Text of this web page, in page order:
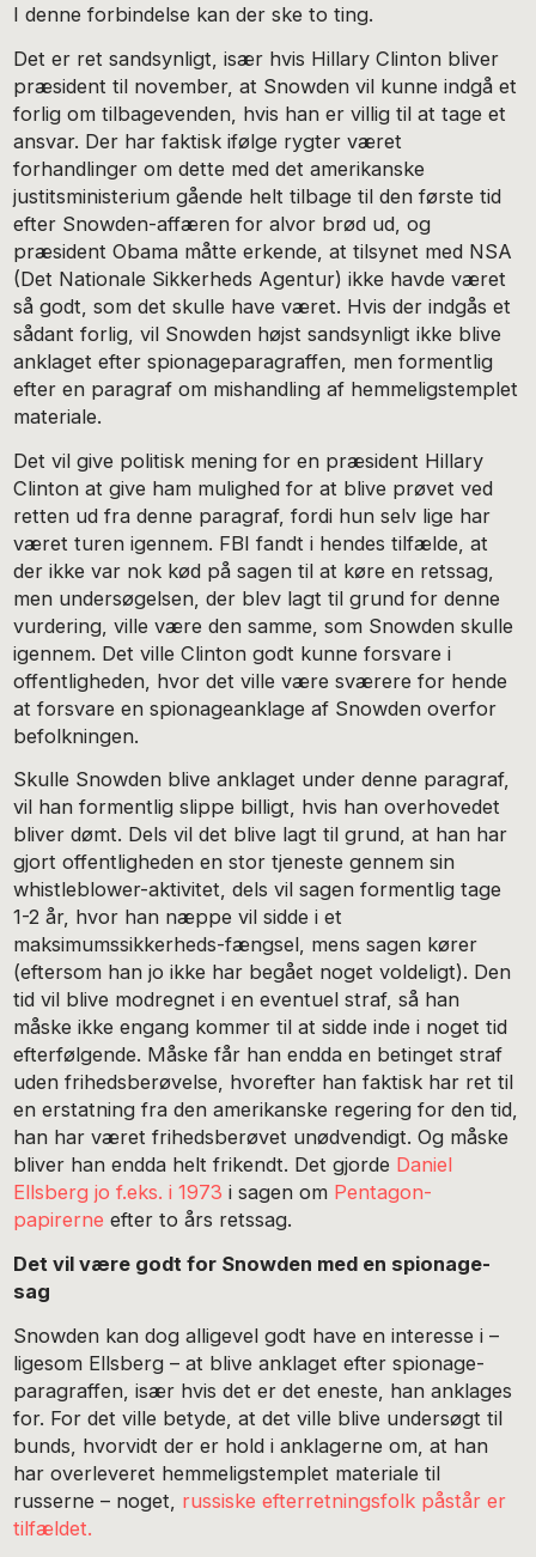
I denne forbindelse kan der ske to ting.
Det er ret sandsynligt, især hvis Hillary Clinton bliver
præsident til november, at Snowden vil kunne indgå et
forlig om tilbagevenden, hvis han er villig til at tage et
ansvar. Der har faktisk ifølge rygter været
forhandlinger om dette med det amerikanske
justitsministerium gående helt tilbage til den første tid
efter Snowden-affæren for alvor brød ud, og
præsident Obama måtte erkende, at tilsynet med NSA
(Det Nationale Sikkerheds Agentur) ikke havde været
så godt, som det skulle have været. Hvis der indgås et
sådant forlig, vil Snowden højst sandsynligt ikke blive
anklaget efter spionageparagraffen, men formentlig
efter en paragraf om mishandling af hemmeligstemplet
materiale.
Det vil give politisk mening for en præsident Hillary
Clinton at give ham mulighed for at blive prøvet ved
retten ud fra denne paragraf, fordi hun selv lige har
været turen igennem. FBI fandt i hendes tilfælde, at
der ikke var nok kød på sagen til at køre en retssag,
men undersøgelsen, der blev lagt til grund for denne
vurdering, ville være den samme, som Snowden skulle
igennem. Det ville Clinton godt kunne forsvare i
offentligheden, hvor det ville være sværere for hende
at forsvare en spionageanklage af Snowden overfor
befolkningen.
Skulle Snowden blive anklaget under denne paragraf,
vil han formentlig slippe billigt, hvis han overhovedet
bliver dømt. Dels vil det blive lagt til grund, at han har
gjort offentligheden en stor tjeneste gennem sin
whistleblower-aktivitet, dels vil sagen formentlig tage
1-2 år, hvor han næppe vil sidde i et
maksimumssikkerheds-fængsel, mens sagen kører
(eftersom han jo ikke har begået noget voldeligt). Den
tid vil blive modregnet i en eventuel straf, så han
måske ikke engang kommer til at sidde inde i noget tid
efterfølgende. Måske får han endda en betinget straf
uden frihedsberøvelse, hvorefter han faktisk har ret til
en erstatning fra den amerikanske regering for den tid,
han har været frihedsberøvet unødvendigt. Og måske
bliver han endda helt frikendt. Det gjorde Daniel
Ellsberg jo f.eks. i 1973 i sagen om Pentagon-
papirerneefter to års retssag.
Det vil være godt for Snowden med en spionage-
sag
Snowden kan dog alligevel godt have en interesse i –
ligesom Ellsberg – at blive anklaget efter spionage-
paragraffen, især hvis det er det eneste, han anklages
for. For det ville betyde, at det ville blive undersøgt til
bunds, hvorvidt der er hold i anklagerne om, at han
har overleveret hemmeligstemplet materiale til
russerne – noget, russiske efterretningsfolk påstår er
tilfældet.